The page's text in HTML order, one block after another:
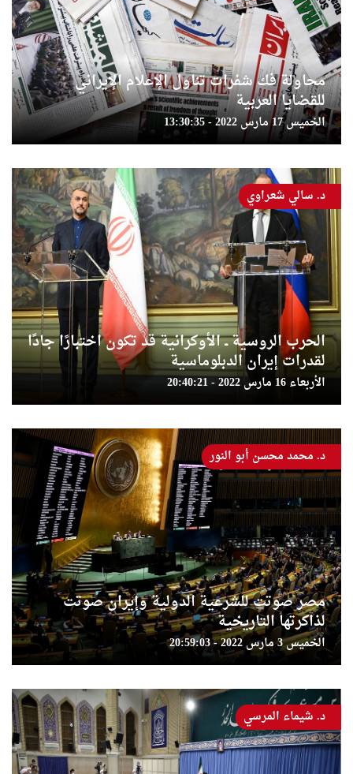
محاولة فك شفرات تناول الإعلام الإيراني
للقضايا العربية
الخميس 17 مارس 2022 - 13:30:35
الحرب الروسية ــ الأوكرانية قد تكون اختبارًا جادًا
لقدرات إيران الدبلوماسية
الأربعاء 16 مارس 2022 - 20:40:21
د. سالي شعراوي
مصر صوتت للشرعية الدولية وإيران صوتت
لذاكرتها التاريخية
الخميس 3 مارس 2022 - 20:59:03
د. محمد محسن أبو النور
د. شيماء المرسي